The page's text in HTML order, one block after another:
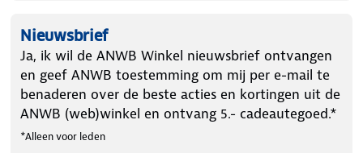
Nieuwsbrief
Ja, ik wil de ANWB Winkel nieuwsbrief ontvangen
en geef ANWB toestemming om mij per e-mail te
benaderen over de beste acties en kortingen uit de
ANWB (web)winkel en ontvang 5.- cadeautegoed.*
*Alleen voor leden